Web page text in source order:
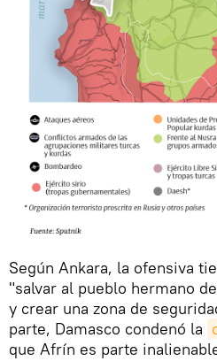
Según Ankara, la ofensiva
"salvar al pueblo hermano
y crear una zona de
parte, Damasco condenó la
que Afrín es parte